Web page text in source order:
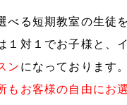
べる短期教室の生徒
１対１でお子様と、
ン になっております。
もお客様の自由にお